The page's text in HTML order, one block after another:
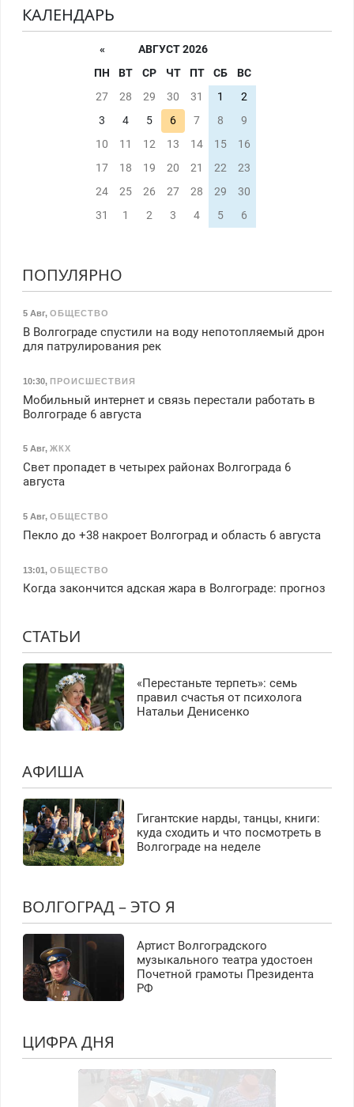
КАЛЕНДАРЬ
«
АВГУСТ 2026
ПН
ВТ СР ЧТ ПТ СБ
ВС
27
28 29 30 31 1
2
3
4 5 6 7 8
9
10
11 12 13 14 15
16
17
18 19 20 21 22
23
24
25 26 27 28 29
30
31
1 2 3 4 5 6
ПОПУЛЯРНО
5 Авг, ОБЩЕСТВО
В Волгограде спустили на воду непотопляемый дрон
для патрулирования рек
10:30, ПРОИСШЕСТВИЯ
Мобильный интернет и связь перестали работать в
Волгограде 6 августа
5 Авг, ЖКХ
Свет пропадет в четырех районах Волгограда 6
августа
5 Авг, ОБЩЕСТВО
Пекло до +38 накроет Волгоград и область 6 августа
13:01, ОБЩЕСТВО
Когда закончится адская жара в Волгограде: прогноз
СТАТЬИ
«Перестаньте терпеть»: семь
правил счастья от психолога
Натальи Денисенко
АФИША
Гигантские нарды, танцы, книги:
куда сходить и что посмотреть в
Волгограде на неделе
ВОЛГОГРАД – ЭТО Я
Артист Волгоградского
музыкального театра удостоен
Почетной грамоты Президента
РФ
ЦИФРА ДНЯ